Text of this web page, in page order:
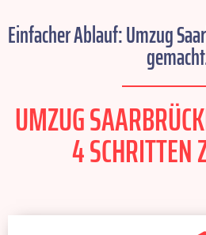
Einfacher Ablauf: Umzug
UMZUG
4 SCHRITTEN